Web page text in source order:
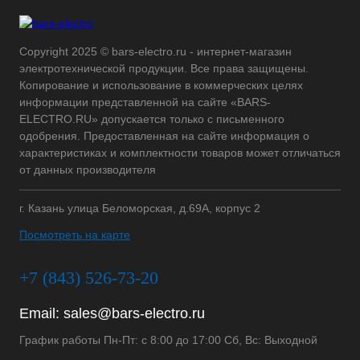
Copyright 2025 © bars-electro.ru - интернет-магазин
электротехнической продукции. Все права защищены.
Копирование и использование в коммерческих целях
информации представленной на сайте «BARS-
ELECTRO.RU» допускается только с письменного
одобрения. Предоставленная на сайте информация о
характеристиках и комплектности товаров может отличаться
от данных производителя
г. Казань улица Беломорская, д.69А, корпус 2
Посмотреть на карте
+7 (843) 526-73-20
Email: sales@bars-electro.ru
График работы Пн-Пт: с 8:00 до 17:00 Сб, Вс: Выходной